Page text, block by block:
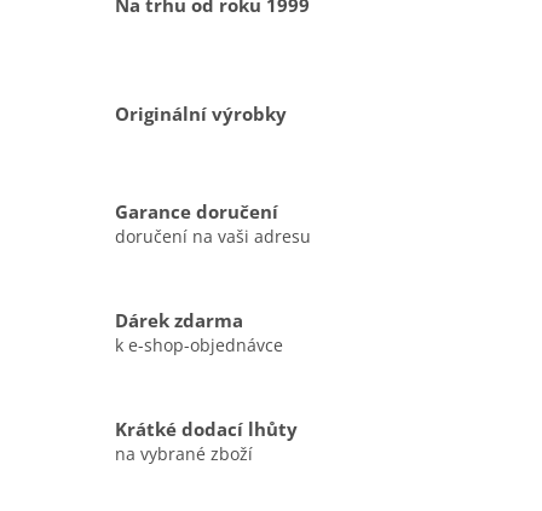
Na trhu od roku 1999
Originální výrobky
Garance doručení
doručení na vaši adresu
Dárek zdarma
k e-shop-objednávce
Krátké dodací lhůty
na vybrané zboží